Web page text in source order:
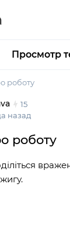
Просмотр
роботу
15
назад
роботу